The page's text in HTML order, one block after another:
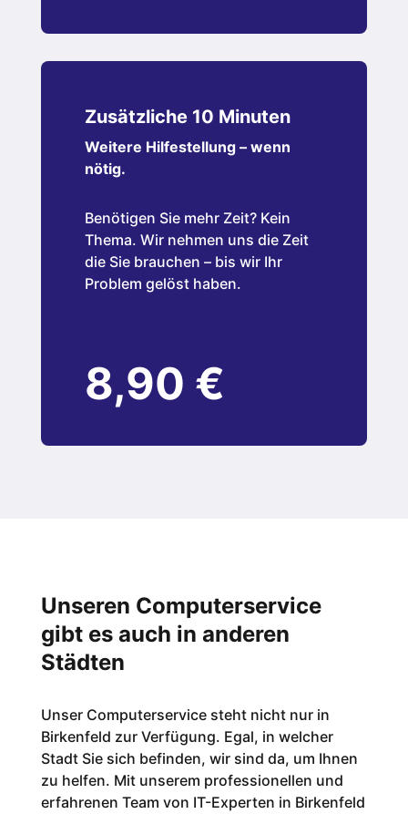
Zusätzliche 10 Minuten
Weitere Hilfestellung – wenn
nötig.
Benötigen Sie mehr Zeit? Kein
Thema. Wir nehmen uns die Zeit
die Sie brauchen – bis wir Ihr
Problem gelöst haben.
8,90 €
Unseren Computerservice
gibt es auch in anderen
Städten
Unser Computerservice steht nicht nur in
Birkenfeld zur Verfügung. Egal, in welcher
Stadt Sie sich befinden, wir sind da, um Ihnen
zu helfen. Mit unserem professionellen und
erfahrenen Team von IT-Experten in Birkenfeld